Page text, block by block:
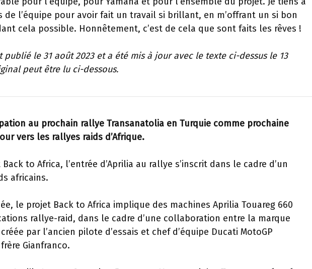
de l’équipe pour avoir fait un travail si brillant, en m’offrant un si bon
cela possible. Honnêtement, c’est de cela que sont faits les rêves !
le 31 août 2023 et a été mis à jour avec le texte ci-dessus le 13
peut être lu ci-dessous.
au prochain rallye Transanatolia en Turquie comme prochaine
vers les rallyes raids d’Afrique.
to Africa, l’entrée d’Aprilia au rallye s’inscrit dans le cadre d’un
africains.
le projet Back to Africa implique des machines Aprilia Touareg 660
rallye-raid, dans le cadre d’une collaboration entre la marque
par l’ancien pilote d’essais et chef d’équipe Ducati MotoGP
Gianfranco.